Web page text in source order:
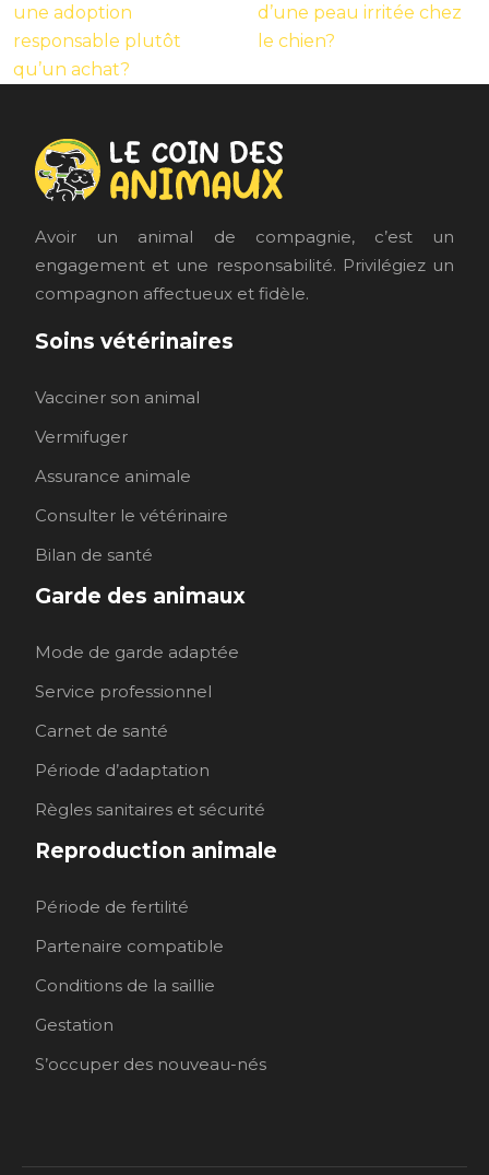
une adoption
responsable plutôt
qu’un achat?
d’une peau irritée chez
le chien?
Avoir un animal de compagnie, c’est un
engagement et une responsabilité. Privilégiez un
compagnon affectueux et fidèle.
Soins vétérinaires
Vacciner son animal
Vermifuger
Assurance animale
Consulter le vétérinaire
Bilan de santé
Garde des animaux
Mode de garde adaptée
Service professionnel
Carnet de santé
Période d’adaptation
Règles sanitaires et sécurité
Reproduction animale
Période de fertilité
Partenaire compatible
Conditions de la saillie
Gestation
S’occuper des nouveau-nés